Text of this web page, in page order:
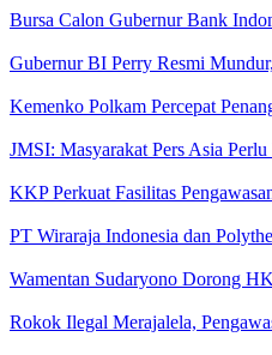
Bursa Calon Gubernur Bank
Gubernur BI Perry Resmi
Kemenko Polkam Percepat
JMSI: Masyarakat Pers Asia
KKP Perkuat Fasilitas
PT Wiraraja Indonesia dan
Wamentan Sudaryono Dorong
Rokok Ilegal Merajalela,